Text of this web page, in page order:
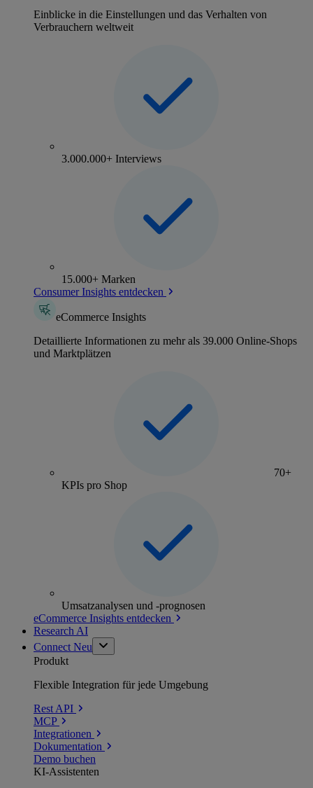
Einblicke in die Einstellungen und das Verhalten von
Verbrauchern weltweit
3.000.000+ Interviews
15.000+ Marken
Consumer Insights entdecken
eCommerce Insights
Detaillierte Informationen zu mehr als 39.000 Online-Shops
und Marktplätzen
70+
KPIs pro Shop
Umsatzanalysen und -prognosen
eCommerce Insights entdecken
Research AI
Connect Neu
Produkt
Flexible Integration für jede Umgebung
Rest API
MCP
Integrationen
Dokumentation
Demo buchen
KI-Assistenten